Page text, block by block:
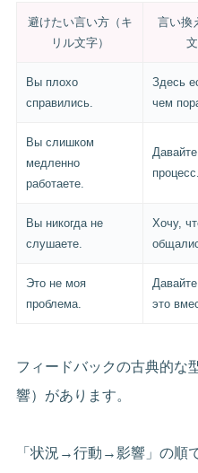
避けたい言い方（キ
リル文字）
言い換
文
Вы плохо
справились.
Здесь
чем
Вы слишком
медленно
работаете.
процесс.
Вы никогда не
слушаете.
Хочу,
Это не моя
проблема.
это
フィードバックの古典的な
響）があります。
「状況→行動→影響」の順